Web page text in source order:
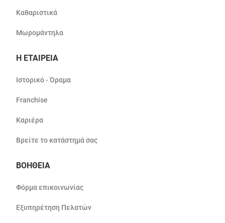
Καθαριστικά
Μωρομάντηλα
Η ΕΤΑΙΡΕΙΑ
Ιστορικό - Όραμα
Franchise
Καριέρα
Βρείτε το κατάστημά σας
ΒΟΗΘΕΙΑ
Φόρμα επικοινωνίας
Εξυπηρέτηση Πελατών